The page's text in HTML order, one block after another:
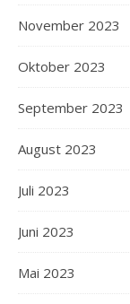
November 2023
Oktober 2023
September 2023
August 2023
Juli 2023
Juni 2023
Mai 2023